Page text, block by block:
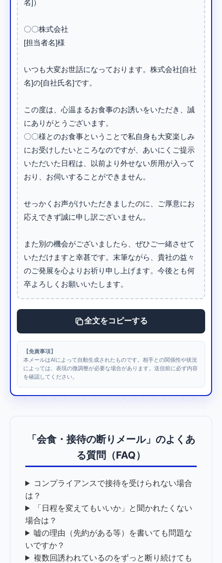
名]）
〇〇株式会社
[担当者名]様
いつも大変お世話になっております。株式会社[自社
名]の[自社氏名]です。
この度は、心温まるお食事のお誘いをいただき、誠
にありがとうございます。
〇〇様とのお食事ということで私自身も大変楽しみ
にお受けしたいところなのですが、あいにくご提示
いただいた日程は、以前より外せない所用が入って
おり、お伺いすることができません。
せっかくお声がけいただきましたのに、ご厚意にお
応えできず誠に申し訳ございません。
また別の機会がございましたら、ぜひご一緒させて
いただけますと幸甚です。末筆ながら、貴社の益々
のご発展を心よりお祈り申し上げます。今後とも何
卒よろしくお願いいたします。
全文をコピーする
【免責事項】
本メールはAIによって自動生成されたものです。相手との関係性や状況
によっては、表現の微調整が必要な場合があります。送信前に必ず内容
を確認してください。
「会食・接待の断りメール」のよくあ
る質問（FAQ）
コンプライアンスで接待を受けられない場合
は？
「日程を変えてもいいか」と聞かれたくない
場合は？
嘘の理由（先約がある等）を書いても問題な
いですか？
複数回誘われているのをずっと断り続けても